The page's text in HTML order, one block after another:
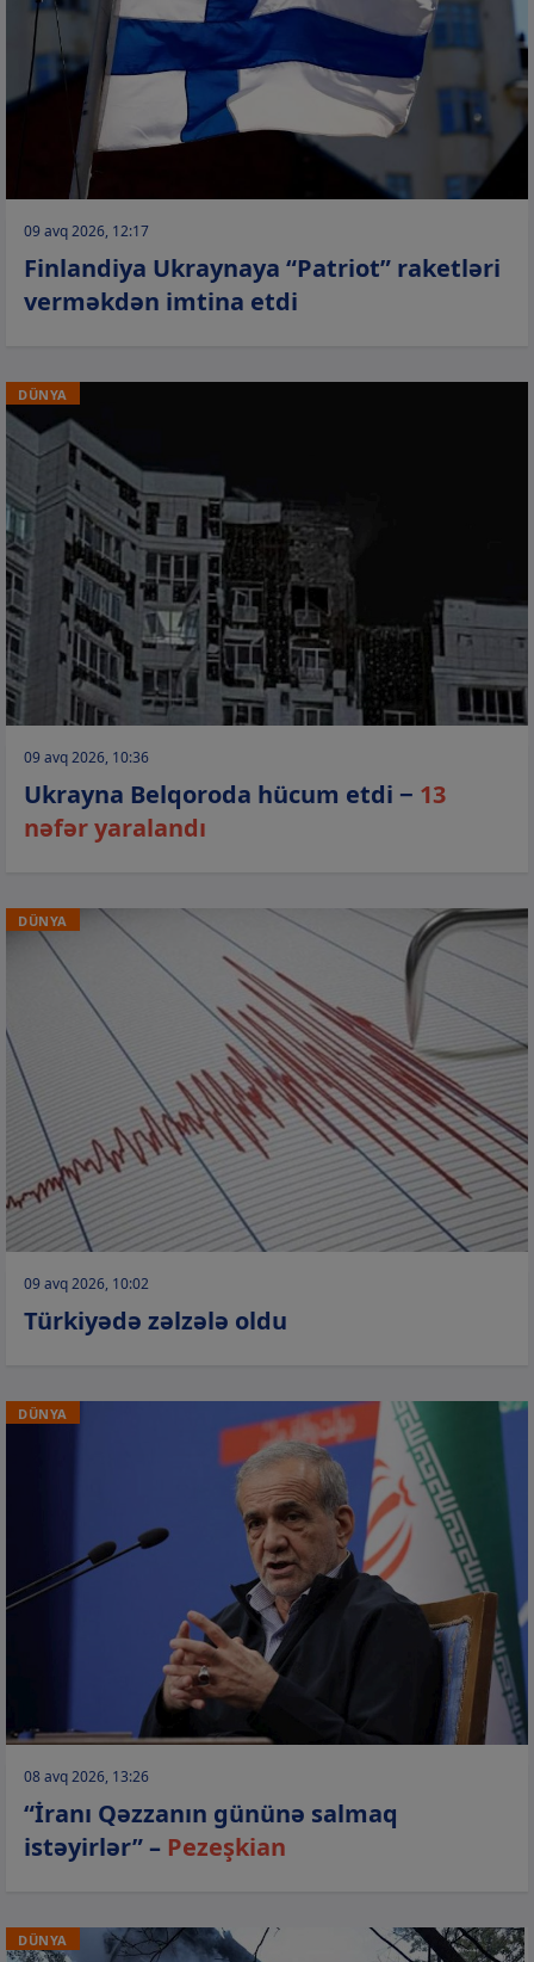
09 avq 2026, 12:17
Finlandiya Ukraynaya “Patriot” raketləri
verməkdən imtina etdi
DÜNYA
09 avq 2026, 10:36
Ukrayna Belqoroda hücum etdi − 13
nəfər yaralandı
DÜNYA
09 avq 2026, 10:02
Türkiyədə zəlzələ oldu
DÜNYA
08 avq 2026, 13:26
“İranı Qəzzanın gününə salmaq
istəyirlər” – Pezeşkian
DÜNYA